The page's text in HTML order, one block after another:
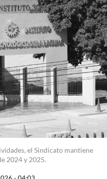
el Sindicato mantiene
2024 y 2025.